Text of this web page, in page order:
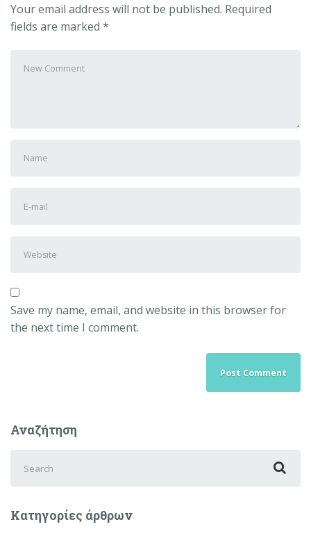
Your email address will not be published. Required
fields are marked *
comment*
and
mail
Save my name, email, and website in this browser for
the next time I comment.
Αναζήτηση
for:
Κατηγορίες άρθρων